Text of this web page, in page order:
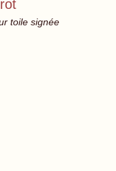
toile signée